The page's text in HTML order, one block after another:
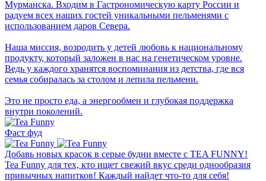
Мурманска. Входим в Гастрономическую карту России и
радуем всех наших гостей уникальными пельменями с
использованием даров Севера.⁣⁣
Наша миссия, возродить у детей любовь к национальному
продукту, который заложен в нас на генетическом уровне.
Ведь у каждого хранятся воспоминания из детства, где вся
семья собиралась за столом и лепила пельмени.
Это не просто еда, а энергообмен и глубокая поддержка
внутри поколений.
Фаст фуд
Добавь новых красок в серые будни вместе с TEA FUNNY!
Tea Funny для тех, кто ищет свежий вкус среди однообразия
привычных напитков! Каждый найдет что-то для себя!